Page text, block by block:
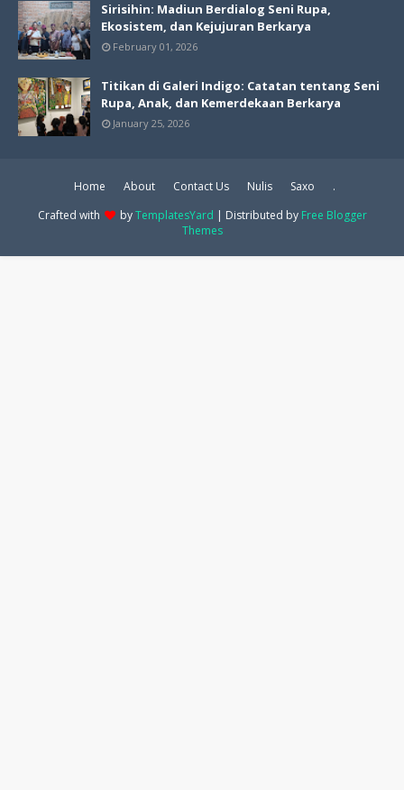
Sirisihin: Madiun Berdialog Seni Rupa,
Ekosistem, dan Kejujuran Berkarya
February 01, 2026
Titikan di Galeri Indigo: Catatan tentang Seni
Rupa, Anak, dan Kemerdekaan Berkarya
January 25, 2026
Home About Contact Us Nulis Saxo
.
Crafted with
byTemplatesYard | Distributed by Free Blogger
Themes